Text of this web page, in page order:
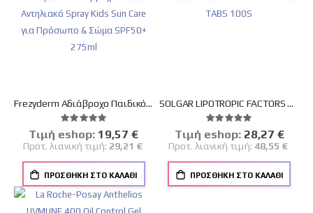
Frezyderm Αδιάβροχο Παιδικό Αντηλιακό Spray Kids Sun Care για Πρόσωπο & Σώμα SPF50+ 275ml
Βαθμολογία:
100%
Tιμή eshop: Ειδική
Τιμή
19,57 €
Προτ. λιανική τιμή: 29,21 €
ΠΡΟΣΘΉΚΗ ΣΤΟ ΚΑΛΆΘΙ
SOLGAR LIPOTROPIC FACTORS TABS 100S
Βαθμολογία:
100%
Tιμή eshop: Ειδική
Τιμή
28,27 €
Προτ. λιανική τιμή: 48,55 €
ΠΡΟΣΘΉΚΗ ΣΤΟ ΚΑΛΆΘΙ